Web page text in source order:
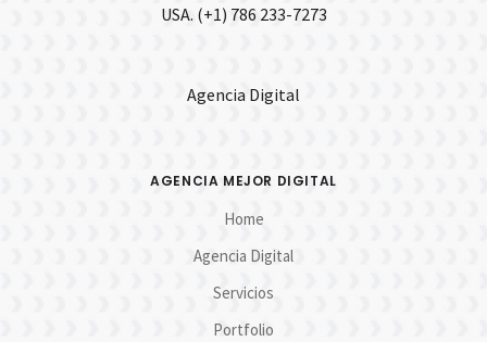
USA. (+1) 786 233-7273
Agencia Digital
AGENCIA MEJOR DIGITAL
Home
Agencia Digital
Servicios
Portfolio